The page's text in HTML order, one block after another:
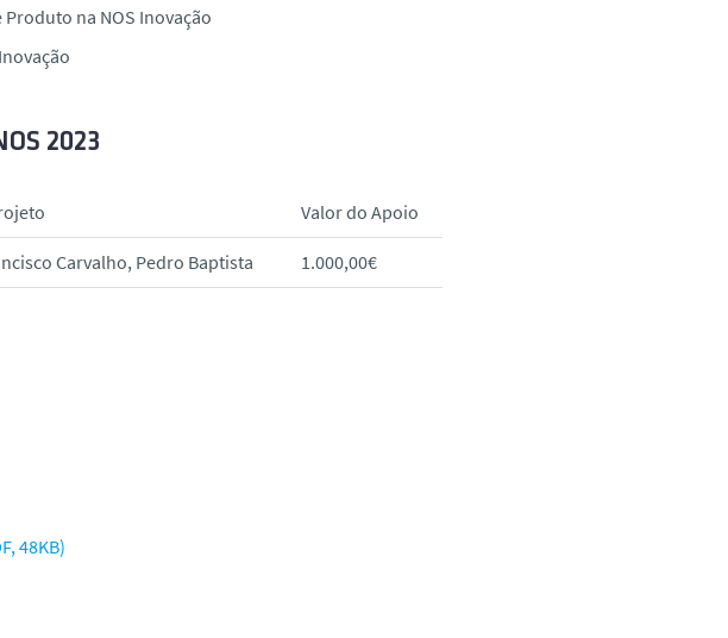
na NOS Inovação
2023
Valor do Apoio
Carvalho, Pedro Baptista 1.000,00€
48KB)